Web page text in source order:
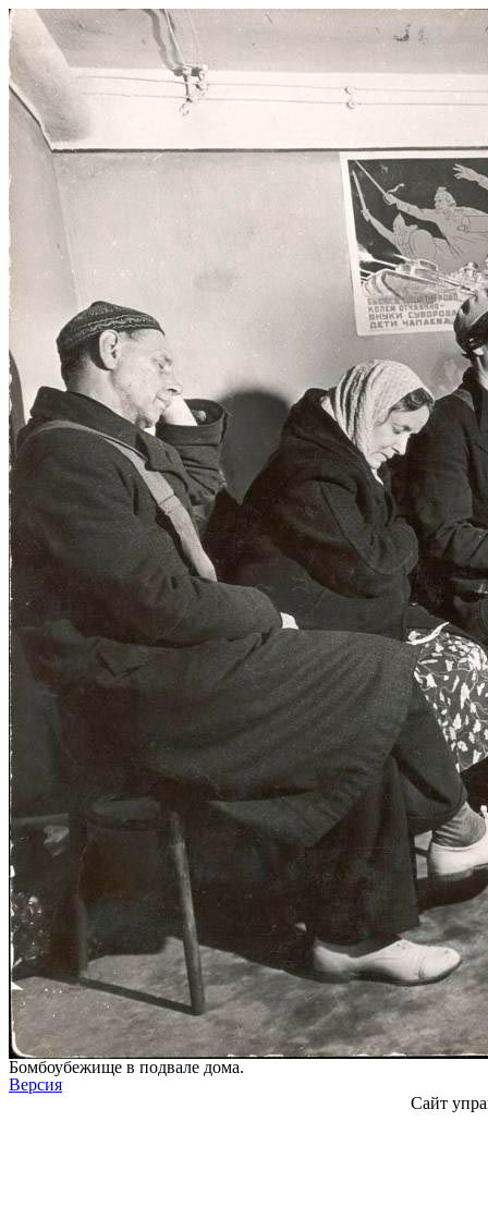
Бомбоубежище в подвале дома.
Версия
Сайт